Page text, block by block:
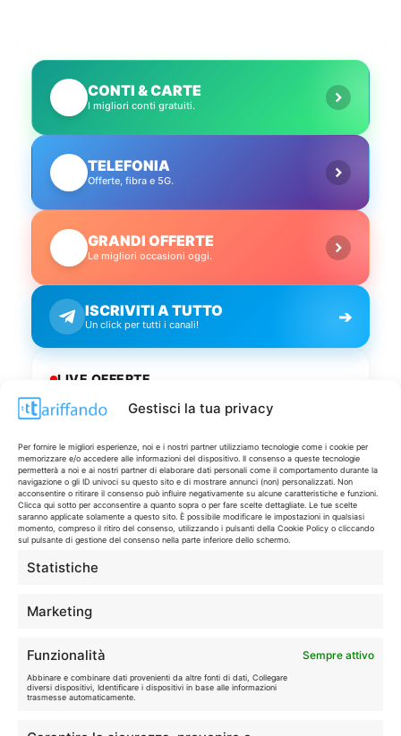
Gestisci la tua privacy
Per fornire le migliori esperienze, noi e i nostri partner utilizziamo tecnologie come i cookie per
memorizzare e/o accedere alle informazioni del dispositivo. Il consenso a queste tecnologie
permetterà a noi e ai nostri partner di elaborare dati personali come il comportamento durante la
navigazione o gli ID univoci su questo sito e di mostrare annunci (non) personalizzati. Non
acconsentire o ritirare il consenso può influire negativamente su alcune caratteristiche e funzioni.
Clicca qui sotto per acconsentire a quanto sopra o per fare scelte dettagliate. Le tue scelte
saranno applicate solamente a questo sito. È possibile modificare le impostazioni in qualsiasi
momento, compreso il ritiro del consenso, utilizzando i pulsanti della Cookie Policy o cliccando
sul pulsante di gestione del consenso nella parte inferiore dello schermo.
Statistiche
Marketing
Funzionalità Sempre attivo
Abbinare e combinare dati provenienti da altre fonti di dati, Collegare
diversi dispositivi, Identificare i dispositivi in base alle informazioni
trasmesse automaticamente.
CONTI & CARTE
I migliori conti gratuiti.
TELEFONIA
Offerte, fibra e 5G.
GRANDI OFFERTE
Le migliori occasioni oggi.
ISCRIVITI A TUTTO
Un click per tutti i canali! ➔
LIVE OFFERTE
Tutte Tech
🛒
Spesa
👗
Moda
Disclaimer
I marchi citati appartengono ai rispettivi proprietari. Le offerte